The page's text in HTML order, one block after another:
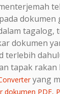
dokumen
tagalog,
dokumen
terlebih
tapak rakan
yang
dokumen PDF,